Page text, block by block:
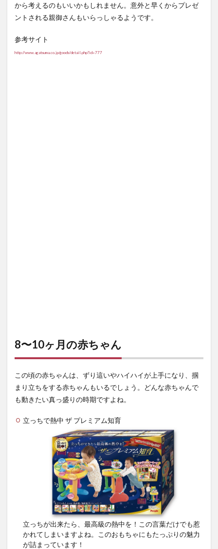
から考えるのもいいかもしれません。意外と早くからプレゼ
ントされる親御さんもいらっしゃるようです。
参考サイト
http://www.agatsuma.co.jp/goods/detail.php?id=777
8〜10ヶ月の赤ちゃん
この頃の赤ちゃんは、ずり這いやハイハイが上手になり、掴
まり立ちをする赤ちゃんもいるでしょう。どんな赤ちゃんで
も動きたい真っ盛りの時期ですよね。
立っちで熱中 ザ プレミアム知育
立っちが出来たら、最高級の熱中を！この言葉だけでも惹
かれてしまいますよね。このおもちゃにもたっぷりの魅力
が詰まっています！